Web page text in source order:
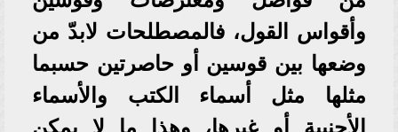
وأقواس القول، فالمصطلحات لابدّ من
وضعها بين قوسين أو حاصرتين حسبما
مثلها مثل أسماء الكتب والأسماء